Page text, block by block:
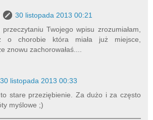
30 listopada 2013 00:21
Twojego wpisu zrozumiałam,
o chorobie która miała już miejsce,
znowu zachorowałaś....
30 listopada 2013 00:33
to stare przeziębienie. Za dużo i za często
myślowe ;)